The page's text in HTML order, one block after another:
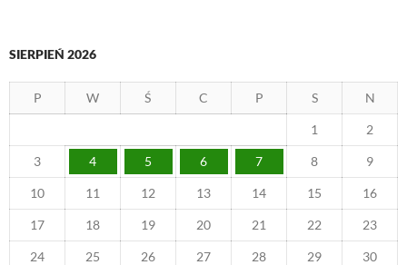
SIERPIEŃ 2026
P W Ś C P S N
1 2
3 4 5 6 7 8 9
10 11 12 13 14 15 16
17 18 19 20 21 22 23
24 25 26 27 28 29 30